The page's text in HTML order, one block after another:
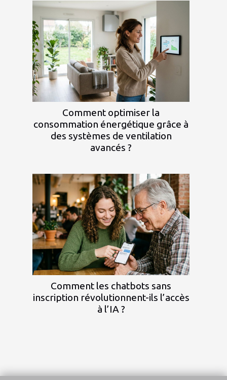
Comment optimiser la
consommation énergétique grâce à
des systèmes de ventilation
avancés ?
Comment les chatbots sans
inscription révolutionnent-ils l’accès
à l’IA ?